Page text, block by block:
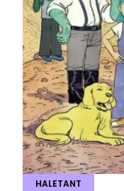
HALETANT